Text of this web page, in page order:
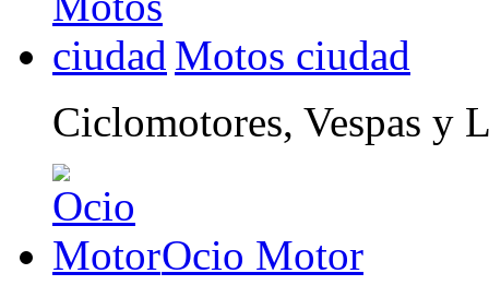
Motos ciudad
Ciclomotores, Vespas y
Ocio Motor